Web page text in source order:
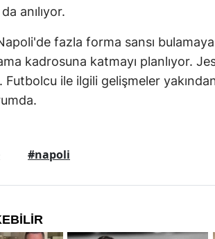
anılıyor.
fazla forma sansı
kadrosuna katmayı planlıyor.
Futbolcu ile ilgili gelişmeler
#napoli